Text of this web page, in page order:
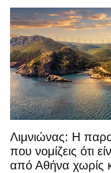
Λιμνιώνας: Η
που νομίζεις ότι
από Αθήνα χωρίς